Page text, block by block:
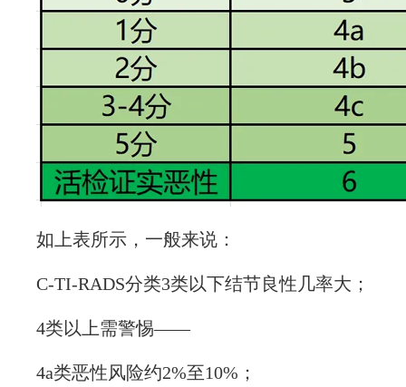
如上表所示，一般来说：
C-TI-RADS分类3类以下结节良性几率大；
4类以上需警惕——
4a类恶性风险约2%至10%；